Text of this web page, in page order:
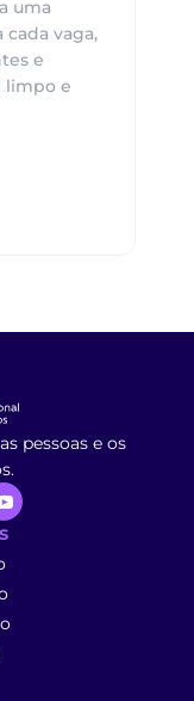
uma
cada vaga,
e
limpo e
pessoas e os